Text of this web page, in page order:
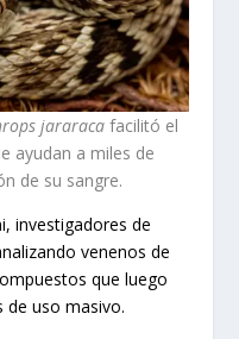
jararaca facilitó el
ayudan a miles de
de su sangre.
investigadores de
venenos de
que luego
de uso masivo.